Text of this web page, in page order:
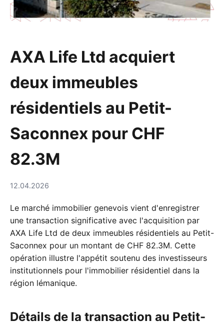
AXA Life Ltd acquiert
deux immeubles
résidentiels au Petit-
Saconnex pour CHF
82.3M
12.04.2026
Le marché immobilier genevois vient d'enregistrer
une transaction significative avec l'acquisition par
AXA Life Ltd de deux immeubles résidentiels au Petit-
Saconnex pour un montant de CHF 82.3M. Cette
opération illustre l'appétit soutenu des investisseurs
institutionnels pour l'immobilier résidentiel dans la
région lémanique.
Détails de la transaction au Petit-